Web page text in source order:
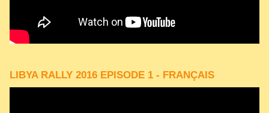
LIBYA RALLY 2016 EPISODE 1 - FRANÇAIS